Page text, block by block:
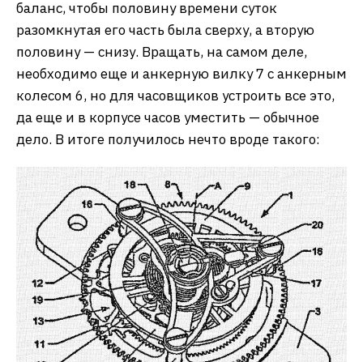
баланс, чтобы половину времени суток
разомкнутая его часть была сверху, а вторую
половину — снизу. Вращать, на самом деле,
необходимо еще и анкерную вилку 7 с анкерным
колесом 6, но для часовщиков устроить все это,
да еще и в корпусе часов уместить — обычное
дело. В итоге получилось нечто вроде такого: